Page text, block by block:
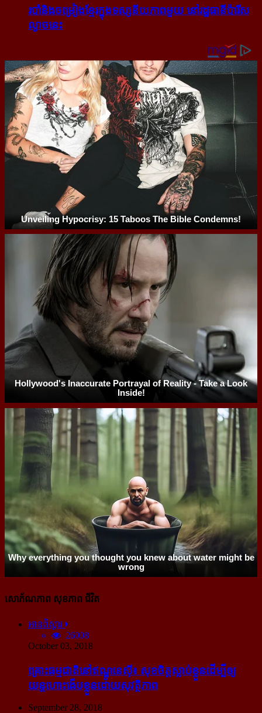
របាំ​និង​ចម្រៀង​ខ្មែរ​ក្នុង​ទស្សនីយភាព​មួយ នៅ​រដ្ឋធានី​ប៉ារីស​
ល្ងាច​នេះ
សោភ័ណភាព សុខភាព ជីវិត
អានពិស្ដារ
26008
October 03, 2018
គ្រោះធម្មជាតិនៅឥណ្ឌូនេស៊ី៖ សុខចិត្ត​ស្លាប់​ខ្លួន​ដើម្បី​ឲ្យ​
យន្ដហោះ​ងើប​ខ្លួន​ដោយ​សុវត្ថិភាព
September 28, 2018